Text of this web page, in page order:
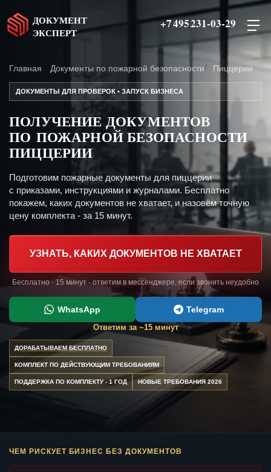
ДОКУМЕНТ
ЭКСПЕРТ
+7 495 231-03-29
Главная Документы по пожарной безопасности Пиццерии
ДОКУМЕНТЫ ДЛЯ ПРОВЕРОК • ЗАПУСК БИЗНЕСА
ПОЛУЧЕНИЕ ДОКУМЕНТОВ
ПО ПОЖАРНОЙ БЕЗОПАСНОСТИ
ПИЦЦЕРИИ
Подготовим пожарные документы для пиццерии
с приказами, инструкциями и журналами. Бесплатно
покажем, каких документов не хватает, и назовём точную
цену комплекта - за 15 минут.
УЗНАТЬ, КАКИХ ДОКУМЕНТОВ НЕ ХВАТАЕТ
Бесплатно · 15 минут · ответим в мессенджере, если звонить неудобно
WhatsApp Telegram
Ответим за ~15 минут
ДОРАБАТЫВАЕМ БЕСПЛАТНО
КОМПЛЕКТ ПО ДЕЙСТВУЮЩИМ ТРЕБОВАНИЯМ
ПОДДЕРЖКА ПО КОМПЛЕКТУ - 1 ГОД НОВЫЕ ТРЕБОВАНИЯ 2026
ЧЕМ РИСКУЕТ БИЗНЕС БЕЗ ДОКУМЕНТОВ